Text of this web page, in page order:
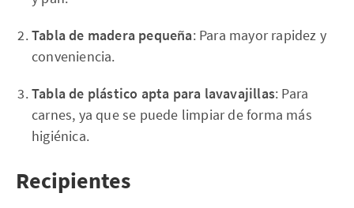
Tabla de madera pequeña: Para mayor rapidez y
conveniencia.
Tabla de plástico apta para lavavajillas: Para
carnes, ya que se puede limpiar de forma más
higiénica.
Recipientes